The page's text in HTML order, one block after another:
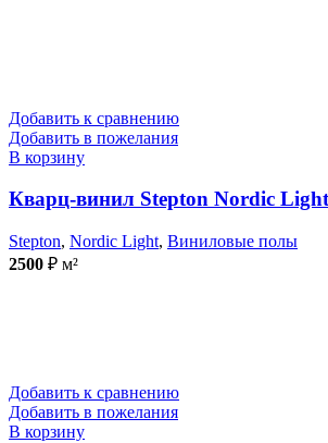
Добавить к сравнению
Добавить в пожелания
В корзину
Кварц-винил Stepton Nordic
Stepton, Nordic Light, Виниловые полы
2500 ₽ м²
Добавить к сравнению
Добавить в пожелания
В корзину